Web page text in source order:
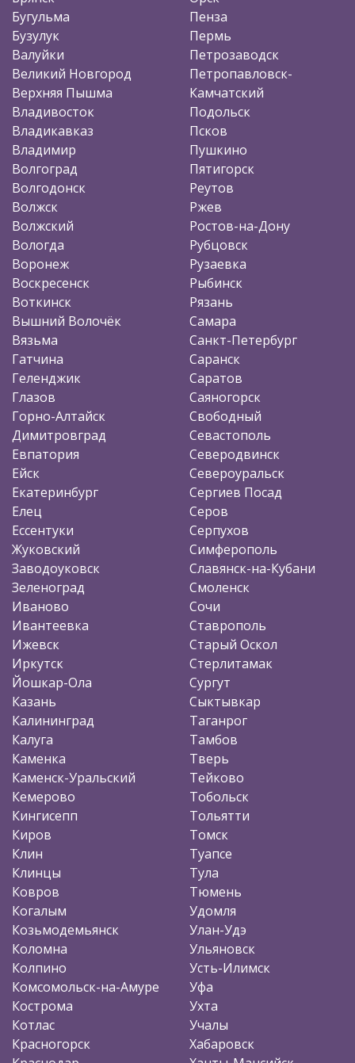
Бугульма
Бузулук
Валуйки
Великий Новгород
Верхняя Пышма
Владивосток
Владикавказ
Владимир
Волгоград
Волгодонск
Волжск
Волжский
Вологда
Воронеж
Воскресенск
Воткинск
Вышний Волочёк
Вязьма
Гатчина
Геленджик
Глазов
Горно-Алтайск
Димитровград
Евпатория
Ейск
Екатеринбург
Елец
Ессентуки
Жуковский
Заводоуковск
Зеленоград
Иваново
Ивантеевка
Ижевск
Иркутск
Йошкар-Ола
Казань
Калининград
Калуга
Каменка
Каменск-Уральский
Кемерово
Кингисепп
Киров
Клин
Клинцы
Ковров
Когалым
Козьмодемьянск
Коломна
Колпино
Комсомольск-на-Амуре
Кострома
Котлас
Красногорск
Пенза
Пермь
Петрозаводск
Петропавловск-
Камчатский
Подольск
Псков
Пушкино
Пятигорск
Реутов
Ржев
Ростов-на-Дону
Рубцовск
Рузаевка
Рыбинск
Рязань
Самара
Санкт-Петербург
Саранск
Саратов
Саяногорск
Свободный
Севастополь
Северодвинск
Североуральск
Сергиев Посад
Серов
Серпухов
Симферополь
Славянск-на-Кубани
Смоленск
Сочи
Ставрополь
Старый Оскол
Стерлитамак
Сургут
Сыктывкар
Таганрог
Тамбов
Тверь
Тейково
Тобольск
Тольятти
Томск
Туапсе
Тула
Тюмень
Удомля
Улан-Удэ
Ульяновск
Усть-Илимск
Уфа
Ухта
Учалы
Хабаровск